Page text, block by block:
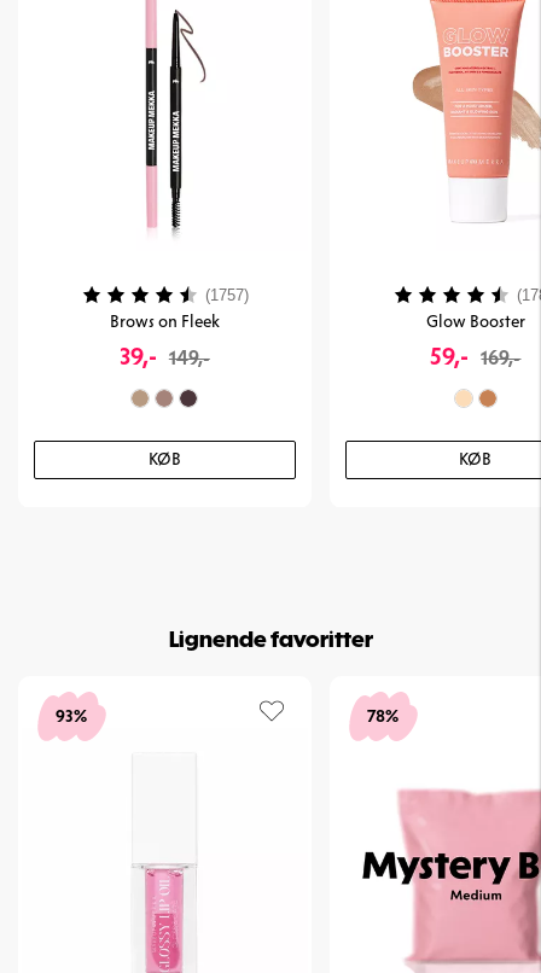
Brows on Fleek
39,- 149,-
KØB
Vurdering: (1757) 4.1 ud af 5 stjerner
Glow Booster
59,- 169,-
KØB
Vurdering:
Lignende favoritter
93% 78%